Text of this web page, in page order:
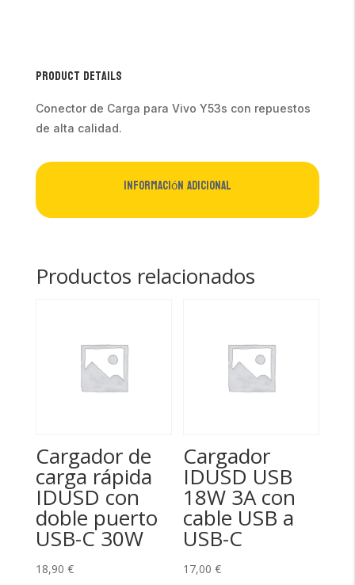
Product Details
Conector de Carga para Vivo Y53s con repuestos
de alta calidad.
Información adicional
Productos relacionados
Cargador de
carga rápida
IDUSD con
doble puerto
USB-C 30W
18,90 €
Cargador
IDUSD USB
18W 3A con
cable USB a
USB-C
17,00€